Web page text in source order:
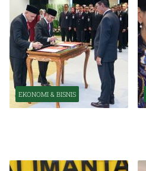
EKONOMI & BISNIS